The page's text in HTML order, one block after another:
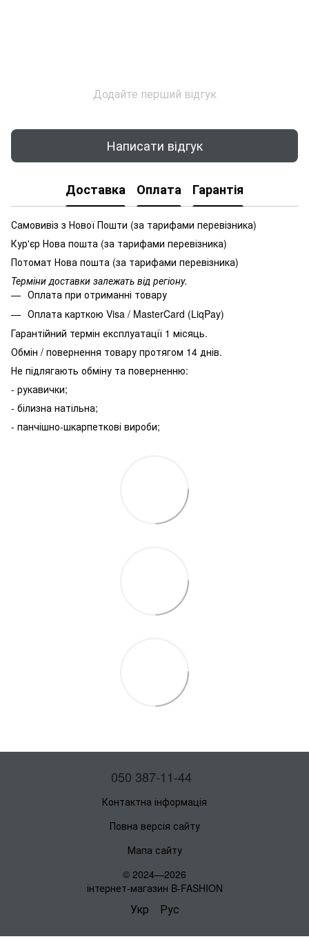
Додайте перший відгук
Написати відгук
Доставка Оплата Гарантія
Самовивіз з Нової Пошти (за тарифами перевізника)
Кур'єр Нова пошта (за тарифами перевізника)
Потомат Нова пошта (за тарифами перевізника)
Терміни доставки залежать від регіону.
Оплата при отриманні товару
Оплата карткою Visa / MasterCard (LiqPay)
Гарантійний термін експлуатації 1 місяць.
Обмін / повернення товару протягом 14 днів.
Не підлягають обміну та поверненню:
- рукавички;
- білизна натільна;
- панчішно-шкарпеткові вироби;
050 387-11-44
Контактна інформація
Повна версія сайту
Мапа сайту
© 2024—2026
інтернет-магазин B-FASHION
Укр Рус